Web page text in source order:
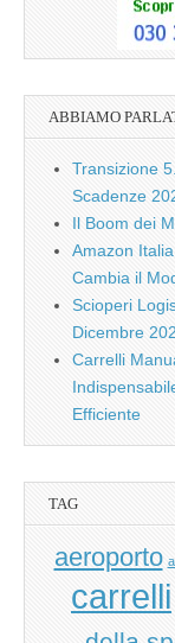
ABBIAMO
Transizione
Scadenze
Il Boom dei
Amazon
Cambia il
Scioperi
Dicembre
Carrelli
Efficiente
TAG
aeroporto
carrelli